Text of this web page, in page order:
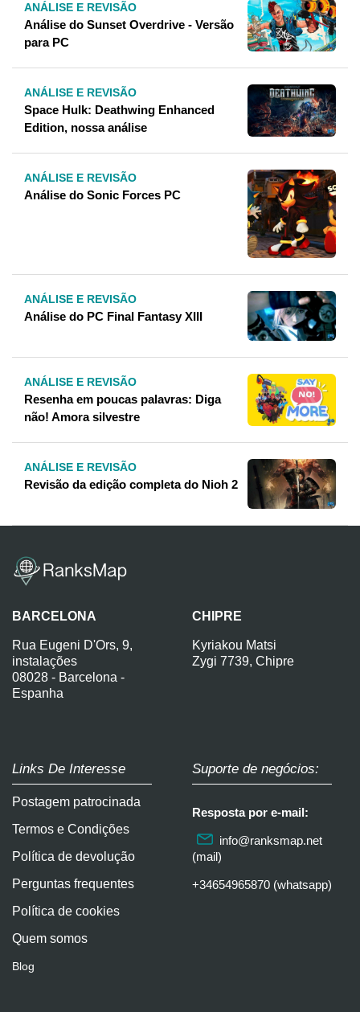
ANÁLISE E REVISÃO
Análise do Sunset Overdrive - Versão
para PC
ANÁLISE E REVISÃO
Space Hulk: Deathwing Enhanced
Edition, nossa análise
ANÁLISE E REVISÃO
Análise do Sonic Forces PC
ANÁLISE E REVISÃO
Análise do PC Final Fantasy XIII
ANÁLISE E REVISÃO
Resenha em poucas palavras: Diga
não! Amora silvestre
ANÁLISE E REVISÃO
Revisão da edição completa do Nioh 2
BARCELONA
Rua Eugeni D'Ors, 9,
instalações
08028 - Barcelona -
Espanha
CHIPRE
Kyriakou Matsi
Zygi 7739, Chipre
Links De Interesse
Postagem patrocinada
Termos e Condições
Política de devolução
Perguntas frequentes
Política de cookies
Quem somos
Blog
Suporte de negócios:
Resposta por e-mail:
info@ranksmap.net
(mail)
+34654965870 (whatsapp)